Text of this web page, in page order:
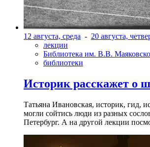
12 августа, среда - 20 августа,
лекции
Библиотека им. В.В.
библиотеки
Историк расскажет о
Татьяна Ивановская, историк, гид,
могли сойтись люди из разных
Петербург. А на другой лекции